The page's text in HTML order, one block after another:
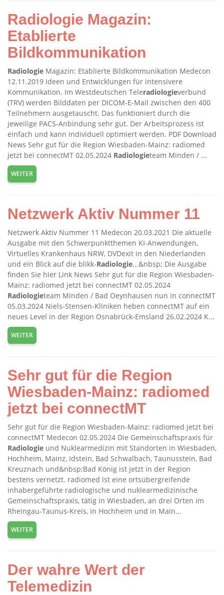
Radiologie Magazin:
Etablierte
Bildkommunikation
Radiologie Magazin: Etablierte Bildkommunikation Medecon
12.11.2019 Ideen und Entwicklungen für intensivere
Kommunikation. Im Westdeutschen Teleradiologieverbund
(TRV) werden Bilddaten per DICOM-E-Mail zwischen den 400
Teilnehmern ausgetauscht. Das funktioniert durch die
jeweilige PACS-Anbindung sehr gut. Der Arbeitsprozess ist
einfach und kann individuell optimiert werden. PDF Download
News Sehr gut für die Region Wiesbaden-Mainz: radiomed
jetzt bei connectMT 02.05.2024 Radiologieteam Minden / ...
WEITER
Netzwerk Aktiv Nummer 11
Netzwerk Aktiv Nummer 11 Medecon 20.03.2021 Die aktuelle
Ausgabe mit den Schwerpunktthemen KI-Anwendungen,
Virtuelles Krankenhaus NRW, DVDexit in den Niederlanden
und ein Blick auf die blikk-Radiologie...&nbsp; Die Ausgabe
finden Sie hier Link News Sehr gut für die Region Wiesbaden-
Mainz: radiomed jetzt bei connectMT 02.05.2024
Radiologieteam Minden / Bad Oeynhausen nun in connectMT
05.03.2024 Niels-Stensen-Kliniken heben connectMT auf ein
neues Level in der Region Osnabrück-Emsland 26.02.2024 K...
WEITER
Sehr gut für die Region
Wiesbaden-Mainz: radiomed
jetzt bei connectMT
Sehr gut für die Region Wiesbaden-Mainz: radiomed jetzt bei
connectMT Medecon 02.05.2024 Die Gemeinschaftspraxis für
Radiologie und Nuklearmedizin mit Standorten in Wiesbaden,
Hochheim, Mainz, Idstein, Bad Schwalbach, Taunusstein, Bad
Kreuznach und&nbsp;Bad König ist jetzt in der Region
bestens vernetzt. radiomed ist eine ortsübergreifende
inhabergeführte radiologische und nuklearmedizinische
Gemeinschaftspraxis, tätig in Wiesbaden, an drei Orten im
Rheingau-Taunus-Kreis, in Hochheim und in Main...
WEITER
Der wahre Wert der
Telemedizin